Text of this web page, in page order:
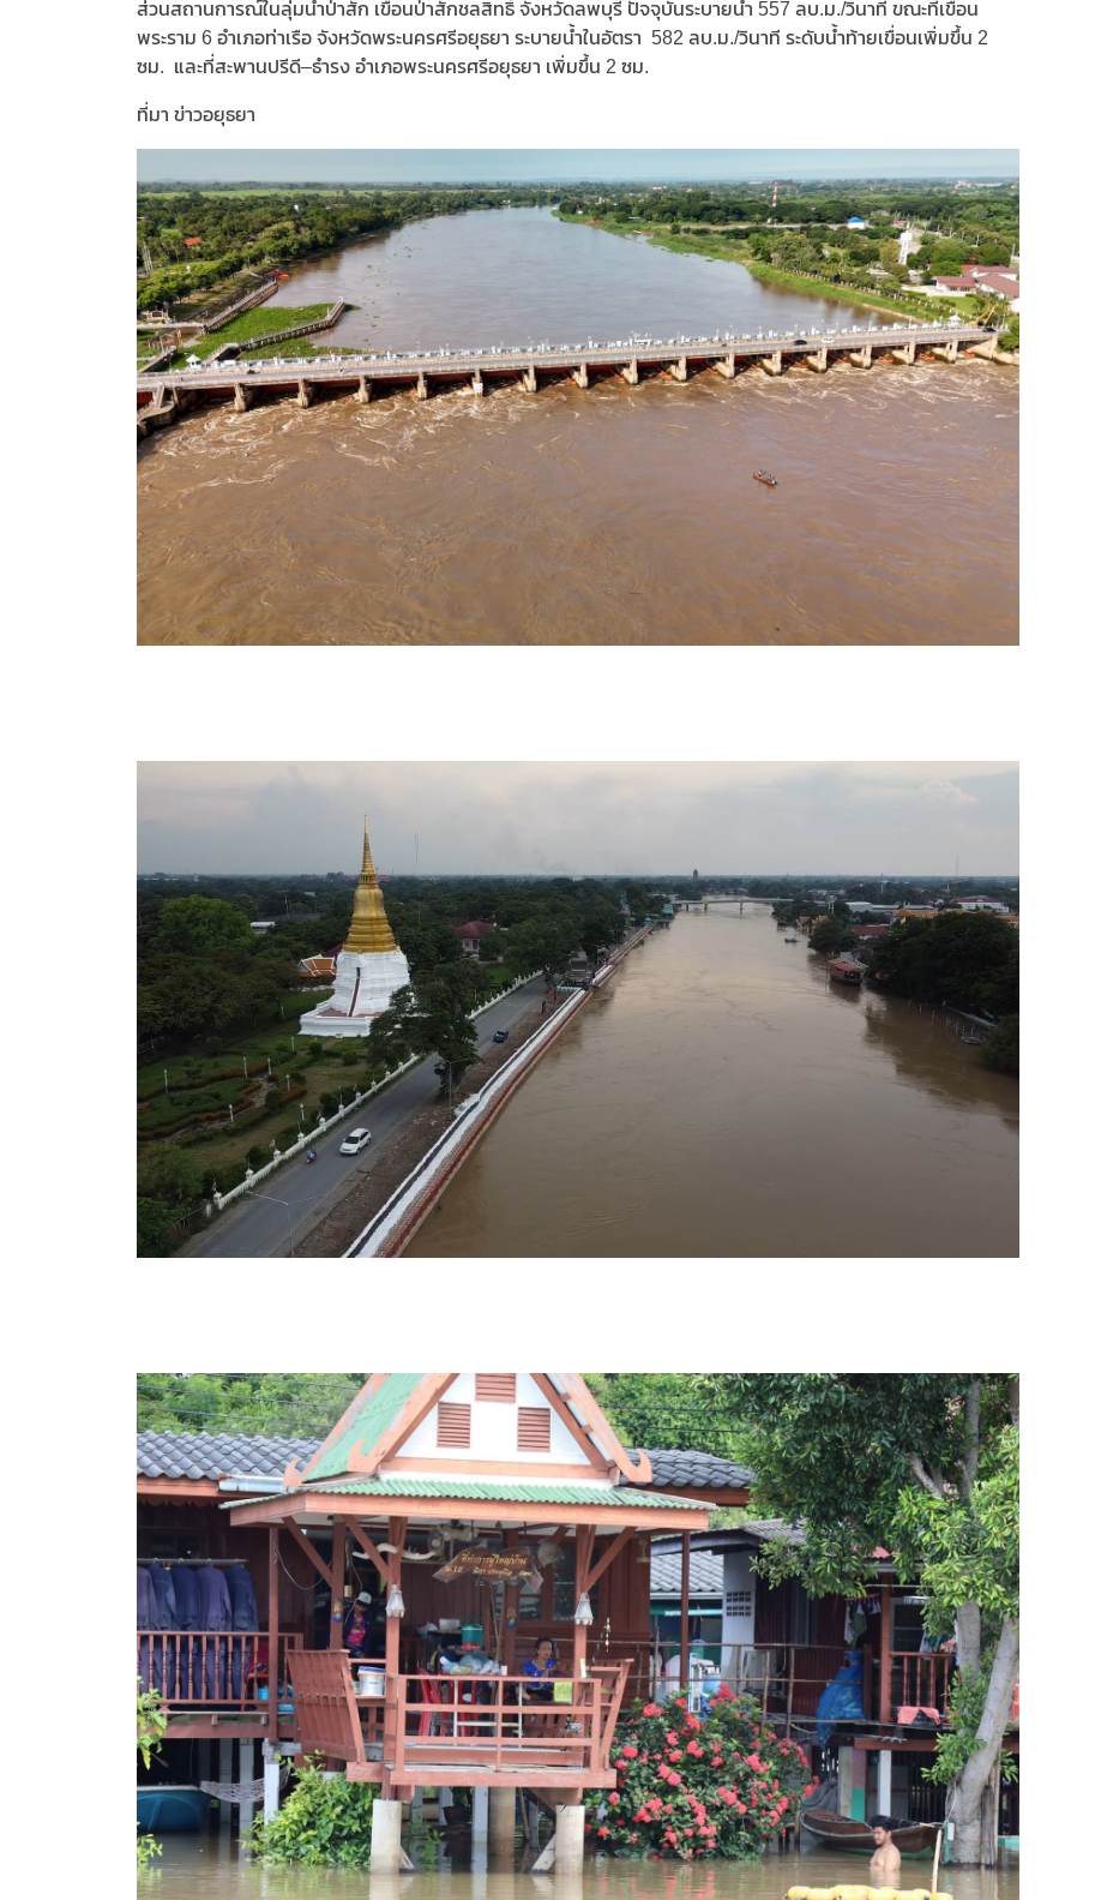
ส่วนสถานการณ์ในลุ่มน้ำป่าสัก เขื่อนป่าสักชลสิทธิ์ จังหวัดลพบุรี ปัจจุบันระบายน้ำ 557 ลบ.ม./วินาที ขณะที่เขื่อน
พระราม 6 อำเภอท่าเรือ จังหวัดพระนครศรีอยุธยา ระบายน้ำในอัตรา 582 ลบ.ม./วินาที ระดับน้ำท้ายเขื่อนเพิ่มขึ้น 2
ซม. และที่สะพานปรีดี–ธำรง อำเภอพระนครศรีอยุธยา เพิ่มขึ้น 2 ซม.
ที่มา ข่าวอยุธยา